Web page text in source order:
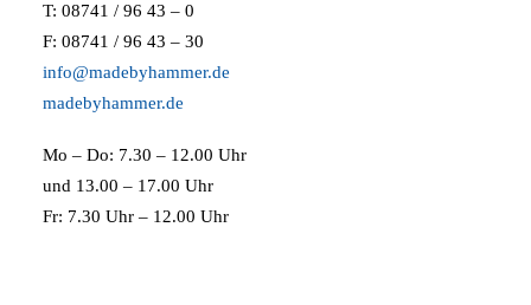
T: 08741 / 96 43 – 0
F: 08741 / 96 43 – 30
info@madebyhammer.de
madebyhammer.de
Mo – Do: 7.30 – 12.00 Uhr
und 13.00 – 17.00 Uhr
Fr: 7.30 Uhr – 12.00 Uhr